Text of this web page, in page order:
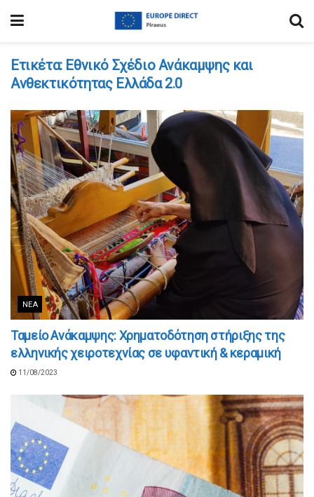
Ετικέτα: Εθνικό Σχέδιο Ανάκαμψης και
Ανθεκτικότητας Ελλάδα 2.0
ΝΈΑ
Ταμείο Ανάκαμψης: Χρηματοδότηση στήριξης της
ελληνικής χειροτεχνίας σε υφαντική & κεραμική
11/08/2023